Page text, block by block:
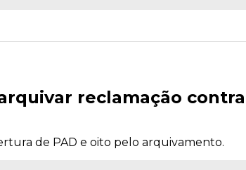
reclamação
de PAD e oito pelo arquivamento.